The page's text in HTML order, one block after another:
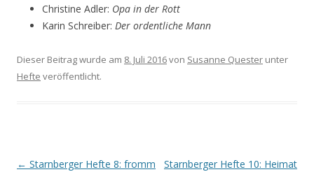
Christine Adler: Opa in der Rott
Karin Schreiber: Der ordentliche Mann
Dieser Beitrag wurde am 8. Juli 2016von Susanne Quester unter
Hefte veröffentlicht.
Beitrags-
← Starnberger Hefte 8: fromm Starnberger Hefte 10: Heimat